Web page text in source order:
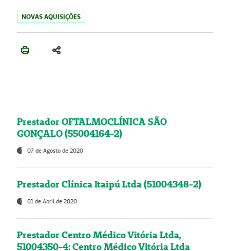
NOVAS AQUISIÇÕES
Prestador OFTALMOCLÍNICA SÃO
GONÇALO (55004164-2)
07 de Agosto de 2020
Prestador Clínica Itaipú Ltda (51004348-2)
01 de Abril de 2020
Prestador Centro Médico Vitória Ltda,
51004350-4: Centro Médico Vitória Ltda